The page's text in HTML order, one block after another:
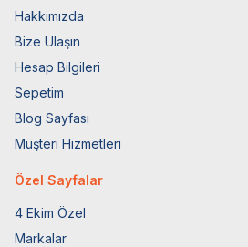
Hakkımızda
Bize Ulaşın
Hesap Bilgileri
Sepetim
Blog Sayfası
Müşteri Hizmetleri
Özel Sayfalar
4 Ekim Özel
Markalar